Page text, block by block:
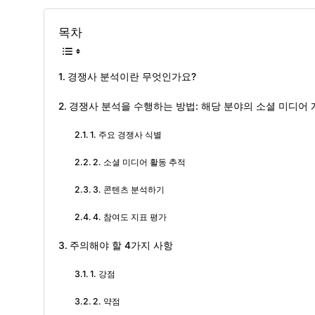
목차
경쟁사 분석이란 무엇인가요?
경쟁사 분석을 수행하는 방법: 해당 분야의 소셜 미디어
1. 주요 경쟁사 식별
2. 소셜 미디어 활동 추적
3. 콘텐츠 분석하기
4. 참여도 지표 평가
주의해야 할 4가지 사항
1. 강점
2. 약점